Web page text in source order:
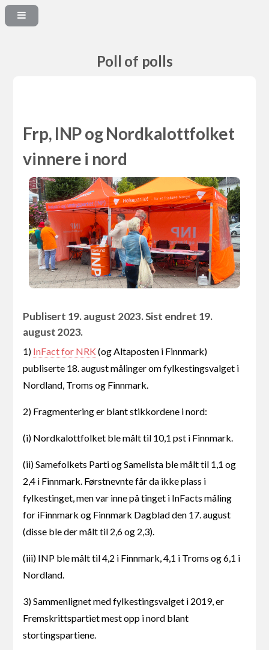
Poll of polls
Frp, INP og Nordkalottfolket
vinnere i nord
Publisert 19. august 2023. Sist endret 19.
august 2023.
1) InFact for NRK (og Altaposten i Finnmark)
publiserte 18. august målinger om fylkestingsvalget i
Nordland, Troms og Finnmark.
2) Fragmentering er blant stikkordene i nord:
(i) Nordkalottfolket ble målt til 10,1 pst i Finnmark.
(ii) Samefolkets Parti og Samelista ble målt til 1,1 og
2,4 i Finnmark. Førstnevnte får da ikke plass i
fylkestinget, men var inne på tinget i InFacts måling
for iFinnmark og Finnmark Dagblad den 17. august
(disse ble der målt til 2,6 og 2,3).
(iii) INP ble målt til 4,2 i Finnmark, 4,1 i Troms og 6,1 i
Nordland.
3) Sammenlignet med fylkestingsvalget i 2019, er
Fremskrittspartiet mest opp i nord blant
stortingspartiene.